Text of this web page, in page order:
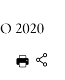
DEUTSCH
2020